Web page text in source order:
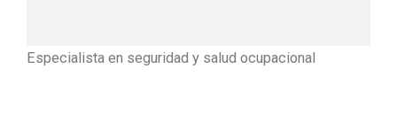
Especialista en seguridad y salud ocupacional